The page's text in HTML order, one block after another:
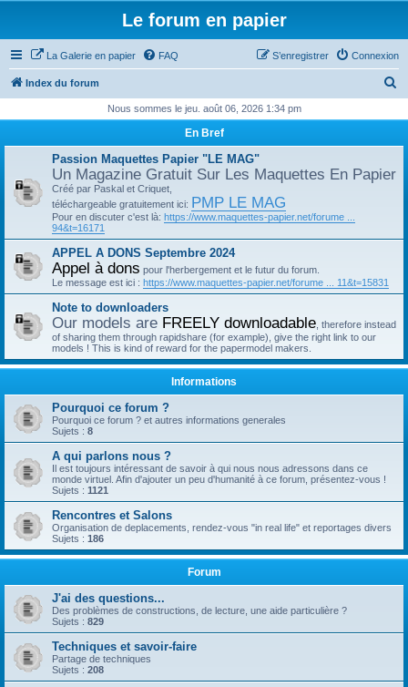
Le forum en papier
La Galerie en papier FAQ Connexion
S’enregistrer
Index du forum
h
Nous sommes le jeu. août 06, 2026 1:34 pm
En Bref
Passion Maquettes Papier "LE MAG"
Un Magazine Gratuit Sur Les Maquettes En Papier
Créé par Paskal et Criquet,
téléchargeable gratuitement ici: PMP LE MAG
Pour en discuter c'est là: https://www.maquettes-papier.net/forume ...
94&t=16171
APPEL A DONS Septembre 2024
Appel à dons pour l'herbergement et le futur du forum.
Le message est ici : https://www.maquettes-papier.net/forume ... 11&t=15831
Note to downloaders
Our models are FREELY downloadable , therefore instead
of sharing them through rapidshare (for example), give the right link to our
models ! This is kind of reward for the papermodel makers.
Informations
Pourquoi ce forum ?
Pourquoi ce forum ? et autres informations generales
Sujets : 8
A qui parlons nous ?
Il est toujours intéressant de savoir à qui nous nous adressons dans ce
monde virtuel. Afin d'ajouter un peu d'humanité à ce forum, présentez-vous !
Sujets : 1121
Rencontres et Salons
Organisation de deplacements, rendez-vous "in real life" et reportages divers
Sujets : 186
Forum
J'ai des questions...
Des problèmes de constructions, de lecture, une aide particulière ?
Sujets : 829
Techniques et savoir-faire
Partage de techniques
Sujets : 208